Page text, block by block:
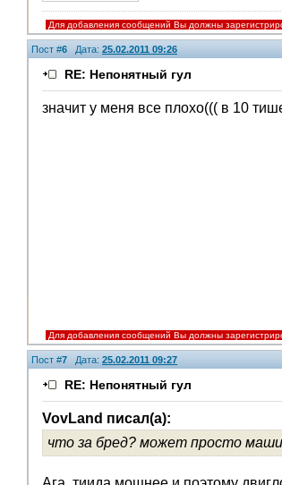
Для добавления сообщений Вы должны
Пост #6 Дата: 25.02.2011 09:26
RE: Непонятный гул
значит у меня все плохо((( в 10
Для добавления сообщений Вы должны
Пост #7 Дата: 25.02.2011 09:27
RE: Непонятный гул
VovLand писал(а):
что за бред? может просто